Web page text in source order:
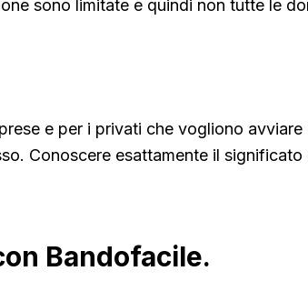
sono limitate e quindi non tutte le
e per i privati che vogliono
Conoscere esattamente il
Bandofacile.